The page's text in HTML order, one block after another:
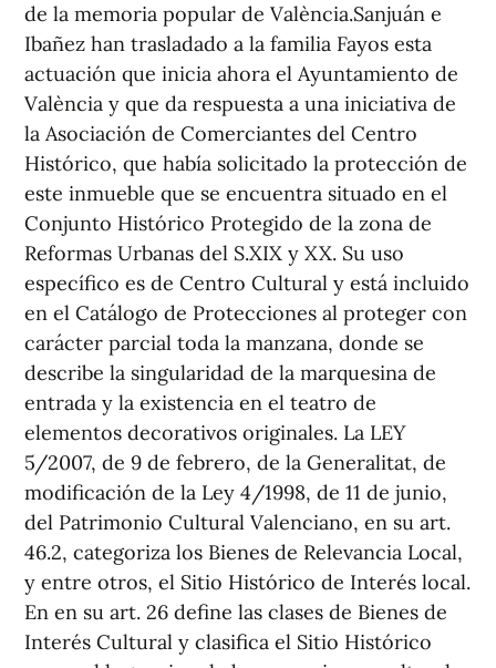
de la memoria popular de València.Sanjuán e
Ibañez han trasladado a la familia Fayos esta
actuación que inicia ahora el Ayuntamiento de
València y que da respuesta a una iniciativa de
la Asociación de Comerciantes del Centro
Histórico, que había solicitado la protección de
este inmueble que se encuentra situado en el
Conjunto Histórico Protegido de la zona de
Reformas Urbanas del S.XIX y XX. Su uso
específico es de Centro Cultural y está incluido
en el Catálogo de Protecciones al proteger con
carácter parcial toda la manzana, donde se
describe la singularidad de la marquesina de
entrada y la existencia en el teatro de
elementos decorativos originales. La LEY
5/2007, de 9 de febrero, de la Generalitat, de
modificación de la Ley 4/1998, de 11 de junio,
del Patrimonio Cultural Valenciano, en su art.
46.2, categoriza los Bienes de Relevancia Local,
y entre otros, el Sitio Histórico de Interés local.
En en su art. 26 define las clases de Bienes de
Interés Cultural y clasifica el Sitio Histórico